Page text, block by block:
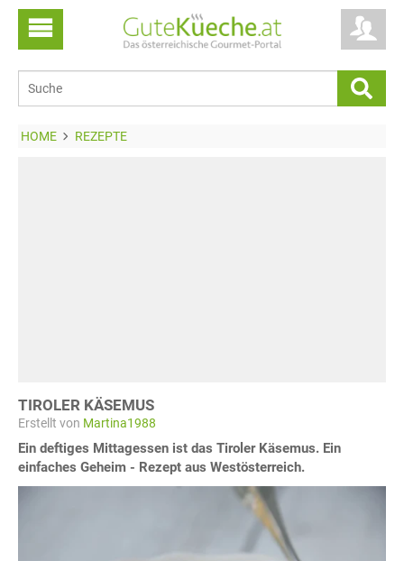
HOME REZEPTE
TIROLER KÄSEMUS
Erstellt von Martina1988
Ein deftiges Mittagessen ist das Tiroler Käsemus. Ein
einfaches Geheim - Rezept aus Westösterreich.